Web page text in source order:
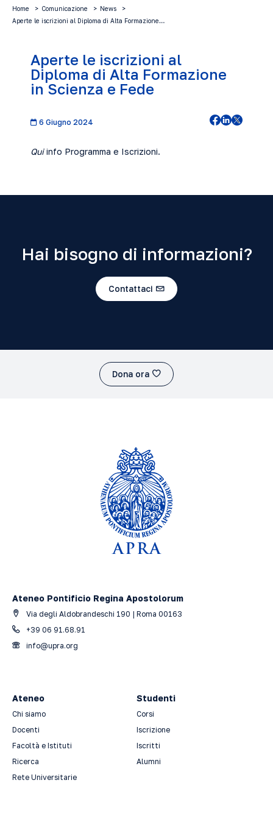
Home Comunicazione
News
Aperte le iscrizioni al Diploma di Alta Formazione…
Aperte le iscrizioni al
Diploma di Alta Formazione
in Scienza e Fede
6 Giugno 2024
Quiinfo Programma e Iscrizioni.
Hai bisogno di informazioni?
Contattaci
Dona ora
Ateneo Pontificio Regina Apostolorum
Via degli Aldobrandeschi 190 | Roma 00163
+39 06 91.68.91
info@upra.org
Ateneo
Chi siamo
Docenti
Facoltà e Istituti
Ricerca
Rete Universitarie
Studenti
Corsi
Iscrizione
Iscritti
Alumni